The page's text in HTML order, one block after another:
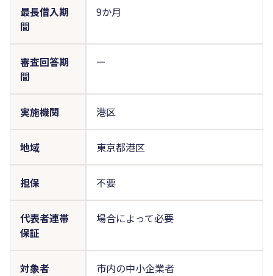
最長借入期
間
9か月
審査回答期
間
ー
実施機関 港区
地域 東京都港区
担保 不要
代表者連帯
保証
場合によって必要
対象者 市内の中小企業者